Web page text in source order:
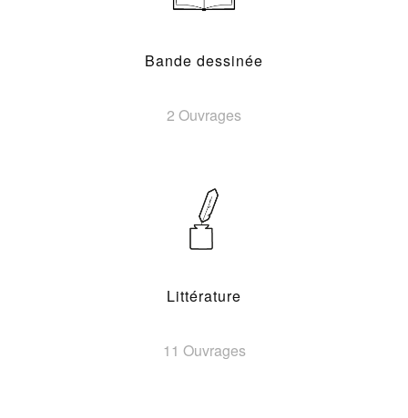
Bande dessinée
2 Ouvrages
Littérature
11 Ouvrages